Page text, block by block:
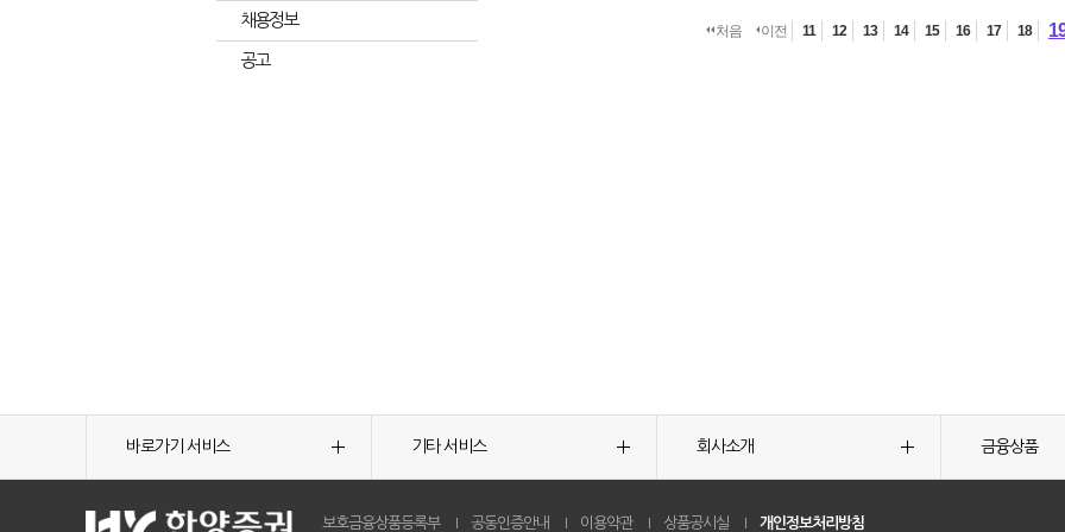
채용정보
공고
처음 이전 11 12 13 14 15 16 17 18
바로가기 서비스 기타 서비스 회사소개 금융상품
보호금융상품등록부 공동인증안내 이용약관 상품공시실 개인정보처리방침